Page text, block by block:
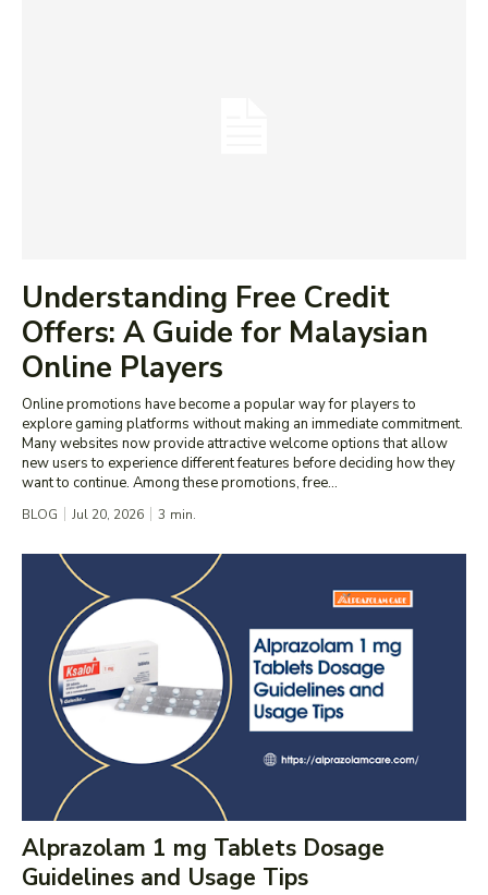
Understanding Free Credit
Offers: A Guide for Malaysian
Online Players
Online promotions have become a popular way for players to
explore gaming platforms without making an immediate commitment.
Many websites now provide attractive welcome options that allow
new users to experience different features before deciding how they
want to continue. Among these promotions, free...
BLOG Jul 20, 2026 3 min.
Alprazolam 1 mg Tablets Dosage
Guidelines and Usage Tips